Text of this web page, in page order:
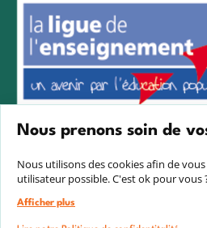
Créé avec passion par Pure illusion
Nous prenons soin de
Nous utilisons des cookies afin de
utilisateur possible. C'est ok pour vous
Afficher plus